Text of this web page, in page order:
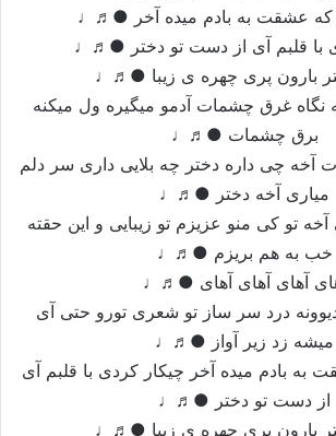
که عشقت به بادم میده آخر ●♬♩
با قلبم آی از دست تو دختر ●♬♩
بارون پری چهره ی زیبا ●♬♩
نگاه غرق چشمات آدمو میگیره ول میکنه
برق چشمات ●♬♩
آخه چی داره دختر چه بلایی داری سر دلم
میاری آخه دختر ●♬♩
تو کی منو عزیزم تو زیبایی و این حقته
خب به هم بریزم ●♬♩
آهای آهای آهای ●♬♩
دیوونه درد سر ساز تو شعری تورو حتی آی
میشه زد زیر آواز ●♬♩
به بادم میده آخر چیکار کردی با قلبم آی
از دست تو دختر ●♬♩
بارون پری چهره ی زیبا ●♬♩